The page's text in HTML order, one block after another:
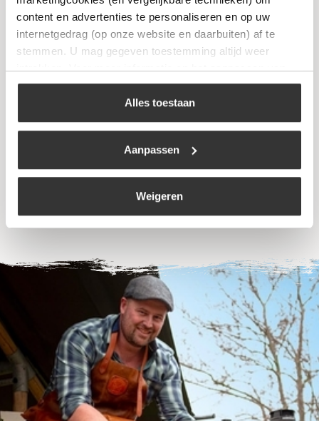
content en advertenties te personaliseren en op uw
internetgedrag (op onze website en daarbuiten) af te
stemmen. U mag gegeven toestemming altijd weer
intrekken. Voor meer informatie en het aanpassen van
uw keuze op onze website verwijzen wij u naar ons
Alles toestaan
Aanpassen
Weigeren
Eurom Weedburner XXL
€59,99
Bekijk